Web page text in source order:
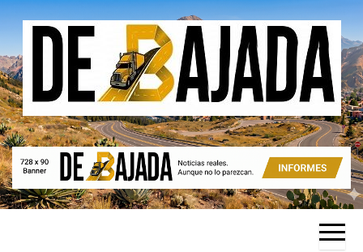
Saltar
contenido
De
Bajada
Noticias
Aunque
parezcan.